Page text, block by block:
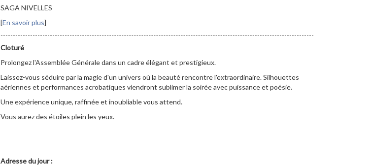
SAGA NIVELLES
[En savoir plus]
Cloturé
Prolongez l'Assemblée Générale dans un cadre élégant et prestigieux.
Laissez-vous séduire par la magie d'un univers où la beauté rencontre l'extraordinaire. Silhouettes
aériennes et performances acrobatiques viendront sublimer la soirée avec puissance et poésie.
Une expérience unique, raffinée et inoubliable vous attend.
Vous aurez des étoiles plein les yeux.
Adresse du jour :